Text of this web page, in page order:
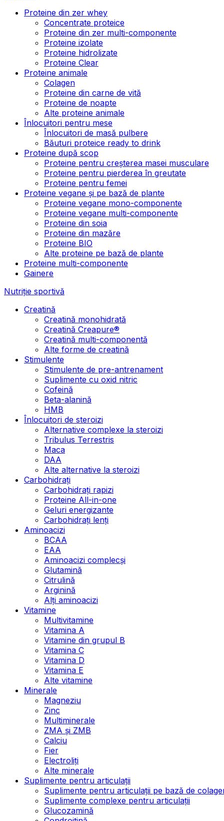
Proteine din zer whey
Concentrate proteice
Proteine din zer multi-componente
Proteine izolate
Proteine hidrolizate
Proteine Clear
Proteine animale
Colagen
Proteine din carne de vită
Proteine de noapte
Alte proteine animale
Înlocuitori pentru mese
Înlocuitori de masă pulbere
Băuturi proteice ready to drink
Proteine după scop
Proteine pentru creșterea masei musculare
Proteine pentru pierderea în greutate
Proteine pentru femei
Proteine vegane și pe bază de plante
Proteine vegane mono-componente
Proteine vegane multi-componente
Proteine din soia
Proteine din mazăre
Proteine BIO
Alte proteine pe bază de plante
Proteine multi-componente
Gainere
Nutriție sportivă
Creatină
Creatină monohidrată
Creatină Creapure®
Creatină multi-componentă
Alte forme de creatină
Stimulente
Stimulente de pre-antrenament
Suplimente cu oxid nitric
Cofeină
Beta-alanină
HMB
Înlocuitori de steroizi
Alternative complexe la steroizi
Tribulus Terrestris
Maca
DAA
Alte alternative la steroizi
Carbohidrați
Carbohidrați rapizi
Proteine All-in-one
Geluri energizante
Carbohidrați lenți
Aminoacizi
BCAA
EAA
Aminoacizi complecși
Glutamină
Citrulină
Arginină
Alți aminoacizi
Vitamine
Multivitamine
Vitamina A
Vitamine din grupul B
Vitamina C
Vitamina D
Vitamina E
Alte vitamine
Minerale
Magneziu
Zinc
Multiminerale
ZMA și ZMB
Calciu
Fier
Electroliți
Alte minerale
Suplimente pentru articulații
Suplimente pentru articulații pe bază de
Suplimente complexe pentru articulații
Glucozamină